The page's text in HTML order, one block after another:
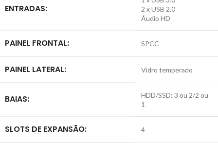
ENTRADAS:
2 x USB 2.0
Áudio HD
PAINEL FRONTAL: SPCC
PAINEL LATERAL: Vidro temperado
BAIAS:
HDD/SSD: 3 ou 2/2 ou
1
SLOTS DE EXPANSÃO: 4